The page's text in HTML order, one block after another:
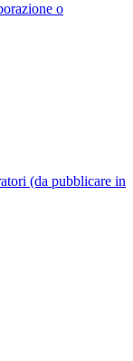
o
(da pubblicare in